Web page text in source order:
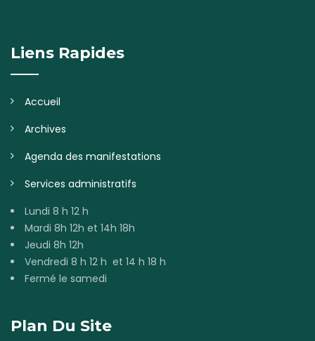
Liens Rapides
Accueil
Archives
Agenda des manifestations
Services administratifs
Lundi 8 h 12 h
Mardi 8h 12h et 14h 18h
Jeudi 8h 12h
Vendredi 8 h 12 h et 14 h 18 h
Fermé le samedi
Plan Du Site